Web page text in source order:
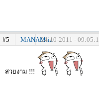
#5 MANAMiiz24-10-2011 -
สวยงาม !!!